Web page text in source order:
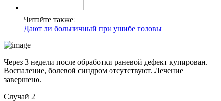
Читайте также:
Дают ли больничный при ушибе головы
Через 3 недели после обработки раневой дефект купирован.
Воспаление, болевой синдром отсутствуют. Лечение
завершено.
Случай 2